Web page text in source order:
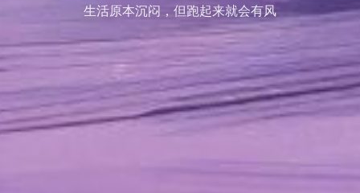
生活原本沉闷，但跑起来就会有风